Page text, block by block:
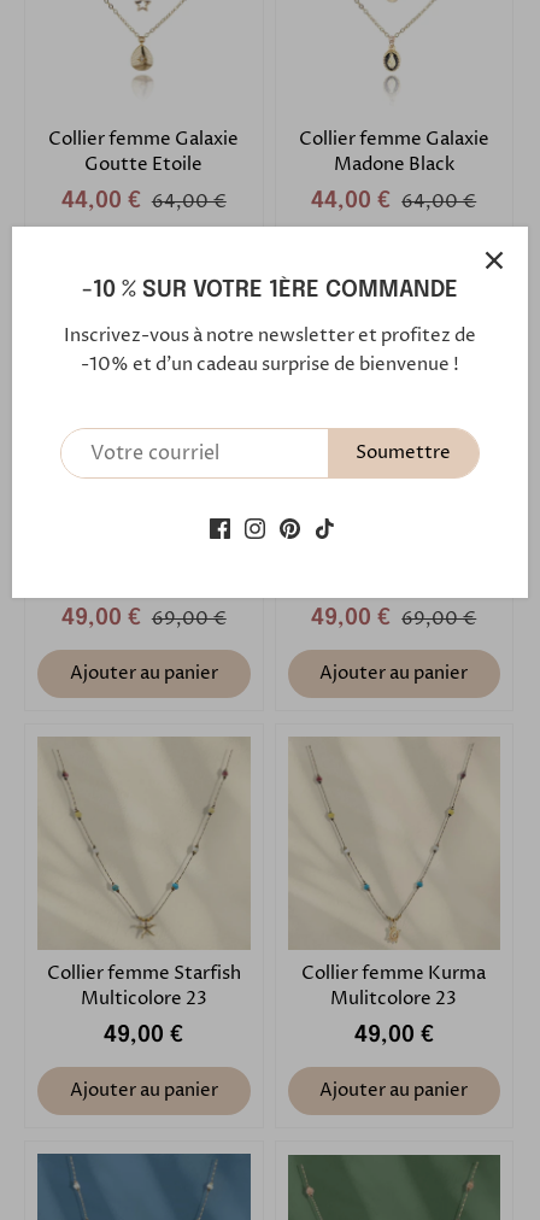
Collier femme Galaxie
Goutte Etoile
44,00 € 64,00 €
Collier femme Galaxie
Madone Black
44,00 € 64,00 €
Économisez 29%
49,00 € 69,00 €
Ajouter au panier
Économisez 29%
49,00 € 69,00 €
Ajouter au panier
Collier femme Starfish
Multicolore 23
49,00 €
Ajouter au panier
Collier femme Kurma
Mulitcolore 23
49,00 €
Ajouter au panier
-10 % SUR VOTRE 1ÈRE COMMANDE
Inscrivez-vous à notre newsletter et profitez de
-10% et d'un cadeau surprise de bienvenue !
Soumettre